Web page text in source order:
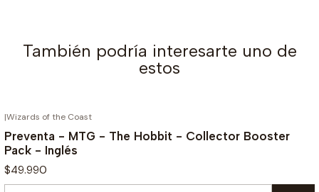
También podría interesarte uno de
estos
|Wizards of the Coast
Preventa - MTG - The Hobbit - Collector Booster
Pack - Inglés
$49.990